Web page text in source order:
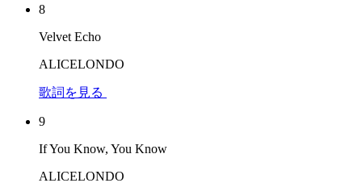
8
Velvet Echo
ALICELONDO
歌詞を見る
9
If You Know, You Know
ALICELONDO